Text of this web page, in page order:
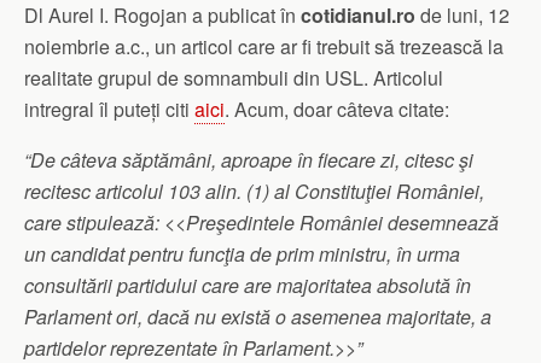
Dl Aurel I. Rogojan a publicat în cotidianul.ro de luni, 12
noiembrie a.c., un articol care ar fi trebuit să trezească la
realitate grupul de somnambuli din USL. Articolul
intregral îl puteți citi aici. Acum, doar câteva citate:
“De câteva săptămâni, aproape în fiecare zi, citesc şi
recitesc articolul 103 alin. (1) al Constituţiei României,
care stipulează: <<Preşedintele României desemnează
un candidat pentru funcţia de prim ministru, în urma
consultării partidului care aremajoritatea absolută în
Parlament ori, dacă nu există o asemenea majoritate, a
partidelor reprezentate în Parlament.>>”